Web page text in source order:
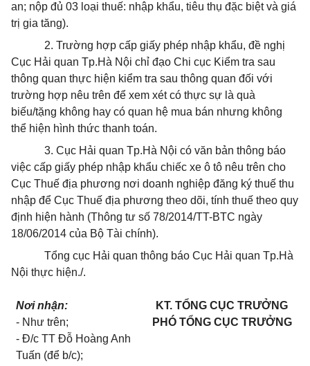
an; nộp đủ 03 loại thuế: nhập khẩu, tiêu thụ đặc biệt và giá
trị gia tăng).
2. Trường hợp cấp giấy phép nhập khẩu, đề nghị
Cục Hải quan Tp.Hà Nội chỉ đạo Chi cục Kiểm tra sau
thông quan thực hiện kiểm tra sau thông quan đối với
trường hợp nêu trên để xem xét có thực sự là quà
biếu/tặng không hay có quan hệ mua bán nhưng không
thể hiện hình thức thanh toán.
3. Cục Hải quan Tp.Hà Nội có văn bản thông báo
việc cấp giấy phép nhập khẩu chiếc xe ô tô nêu trên cho
Cục Thuế địa phương nơi doanh nghiệp đăng ký thuế thu
nhập để Cục Thuế địa phương theo dõi, tính thuế theo quy
định hiện hành (Thông tư số 78/2014/TT-BTC ngày
18/06/2014 của Bộ Tài chính).
Tổng cục Hải quan thông báo Cục Hải quan Tp.Hà
Nội thực hiện./.
Nơi nhận:
- Như trên;
- Đ/c TT Đỗ Hoàng Anh
Tuấn (để b/c);
KT. TỔNG CỤC TRƯỞNG
PHÓ TỔNG CỤC TRƯỞNG